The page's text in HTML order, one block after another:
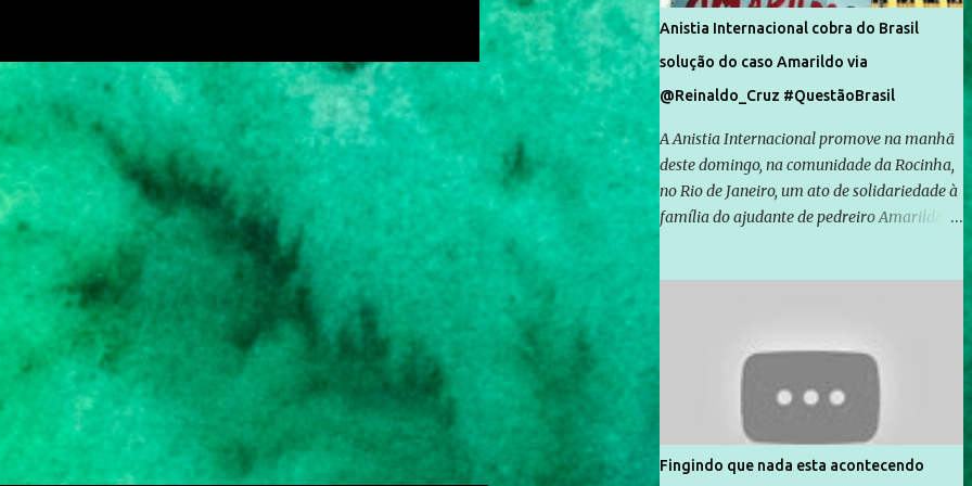
Anistia Internacional cobra do Brasil
solução do caso Amarildo via
@Reinaldo_Cruz #QuestãoBrasil
A Anistia Internacional promove na manhã
deste domingo, na comunidade da Rocinha,
no Rio de Janeiro, um ato de solidariedade à
família do ajudante de pedreiro Amarildo de
Rocinha. A assessora de Direitos Humanos
da Anistia Internacional, Renata Neder, disse
à Agência Brasil que ações e atividades de
mobilização são feitas normalmente pela
organização não governamental. As ações
de solidariedade são promovidas em apoio
Fingindo que nada esta acontecendo